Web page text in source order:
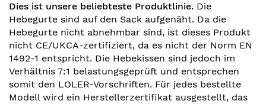
Dies ist unsere beliebteste Produktlinie. Die
Hebegurte sind auf den Sack aufgenäht. Da die
Hebegurte nicht abnehmbar sind, ist dieses Produkt
nicht CE/UKCA-zertifiziert, da es nicht der Norm EN
1492-1 entspricht. Die Hebekissen sind jedoch im
Verhältnis 7:1 belastungsgeprüft und entsprechen
somit den LOLER-Vorschriften. Für jedes bestellte
Modell wird ein Herstellerzertifikat ausgestellt, das